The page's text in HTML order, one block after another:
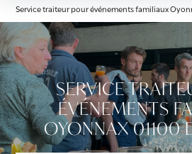
Service traiteur pour événements familiaux
SERVICE
ÉVÉNEMENTS
OYONNAX 01100